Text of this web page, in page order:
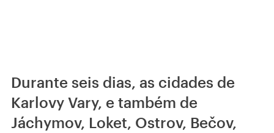
Durante seis dias, as cidades de
Karlovy Vary, e também de
Jáchymov, Loket, Ostrov, Bečov,